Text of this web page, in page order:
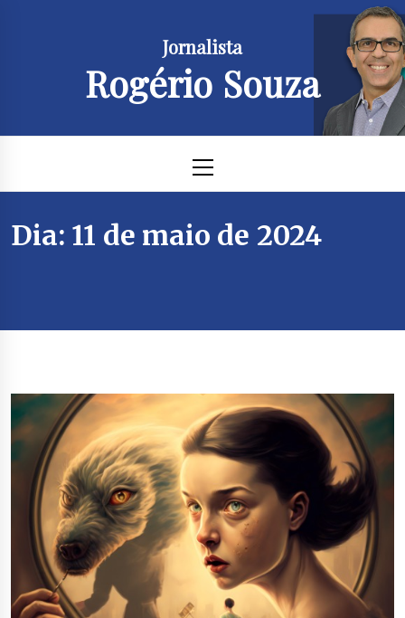
Jornalista
Rogério Souza
Menu
Dia: 11 de maio de 2024